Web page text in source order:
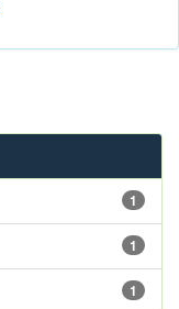
1
1
1